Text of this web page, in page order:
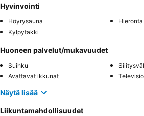
Hyvinvointi
Höyrysauna
Hieronta
Kylpytakki
Huoneen palvelut/mukavuudet
Suihku
Avattavat ikkunat
Televisio
Näytä lisää
Liikuntamahdollisuudet